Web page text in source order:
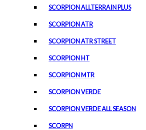
SCORPION ALLTERRAIN PLUS
SCORPION ATR
SCORPION ATR STREET
SCORPION HT
SCORPION MTR
SCORPION VERDE
SCORPION VERDE ALL SEASON
SCORPN